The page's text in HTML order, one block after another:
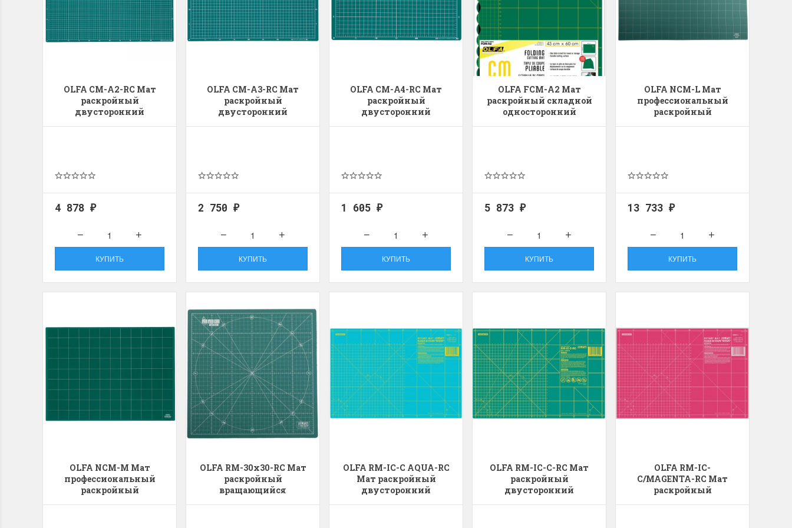
OLFA CM-A2-RC Мат
раскройный
двусторонний
4 878 ₽
КУПИТЬ
OLFA CM-A3-RC Мат
раскройный
двусторонний
2 750 ₽
КУПИТЬ
OLFA CM-A4-RC Мат
раскройный
двусторонний
1 605 ₽
КУПИТЬ
OLFA FCM-A2 Мат
раскройный складной
односторонний
5 873 ₽
КУПИТЬ
OLFA NCM-L Мат
профессиональный
раскройный
13 733 ₽
КУПИТЬ
OLFA NCM-M Мат
профессиональный
раскройный
OLFA RM-30x30-RC Мат
раскройный
вращающийся
OLFA RM-IC-C AQUA-RC
Мат раскройный
двусторонний
OLFA RM-IC-C-RC Мат
раскройный
двусторонний
OLFA RM-IC-
C/MAGENTA-RC Мат
раскройный